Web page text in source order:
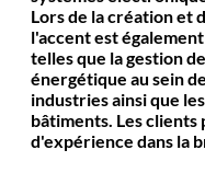
Lors de la création et
l'accent est
telles que la gestion
énergétique au sein
industries ainsi que
bâtiments. Les
d'expérience dans la